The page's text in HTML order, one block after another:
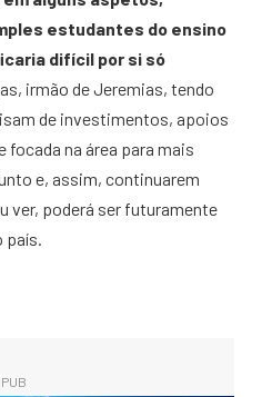
estudantes do ensino
difícil por si só
irmão de Jeremias, tendo
de investimentos, apoios
focada na área para mais
e, assim, continuarem
ver, poderá ser futuramente
país.
PUB